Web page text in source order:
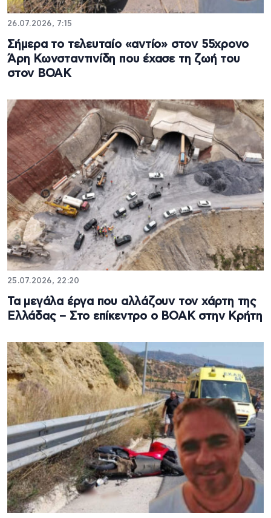
26.07.2026, 7:15
Σήμερα το τελευταίο «αντίο» στον 55χρονο
Άρη Κωνσταντινίδη που έχασε τη ζωή του
στον ΒΟΑΚ
25.07.2026, 22:20
Τα μεγάλα έργα που αλλάζουν τον χάρτη της
Ελλάδας – Στο επίκεντρο ο ΒΟΑΚ στην Κρήτη